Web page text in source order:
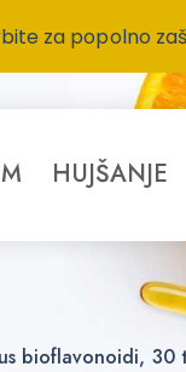
HUJŠANJE
bioflavonoidi, 30
za popolno